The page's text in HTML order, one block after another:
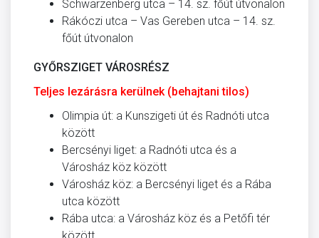
Schwarzenberg utca – 14. sz. főút útvonalon
Rákóczi utca – Vas Gereben utca – 14. sz.
főút útvonalon
GYŐRSZIGET VÁROSRÉSZ
Teljes lezárásra kerülnek (behajtani tilos)
Olimpia út: a Kunszigeti út és Radnóti utca
között
Bercsényi liget: a Radnóti utca és a
Városház köz között
Városház köz: a Bercsényi liget és a Rába
utca között
Rába utca: a Városház köz és a Petőfi tér